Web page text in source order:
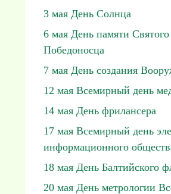
3 мая День Солнца
6 мая День памяти
Победоносца
7 мая День создания
12 мая Всемирный день
14 мая День фрилансера
17 мая Всемирный день
информационного
18 мая День Балтийского
20 мая День метрологии